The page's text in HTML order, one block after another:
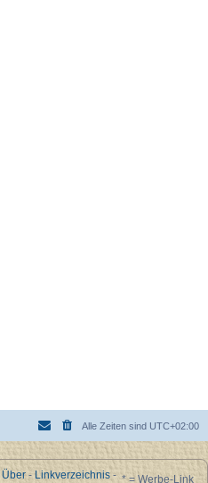
Alle Zeiten sind UTC+02:00
Über- Linkverzeichnis- * = Werbe-Link